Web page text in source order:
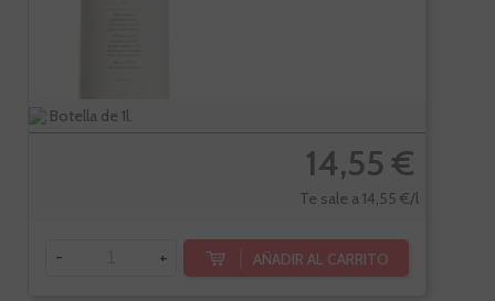
Botella de 1l.
14,55 €
Te sale a 14,55 €/l
- + AÑADIR AL CARRITO